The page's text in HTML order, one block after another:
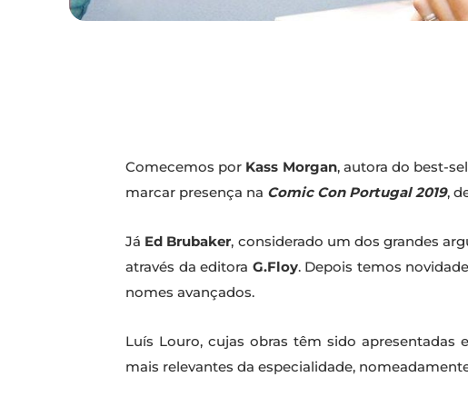
Comecemos por Kass Morgan, autora do best-
marcar presença na Comic Con Portugal 2019,
Já Ed Brubaker, considerado um dos grandes
através da editora G.Floy. Depois temos
nomes avançados.
Luís Louro, cujas obras têm sido apresentadas
mais relevantes da especialidade,